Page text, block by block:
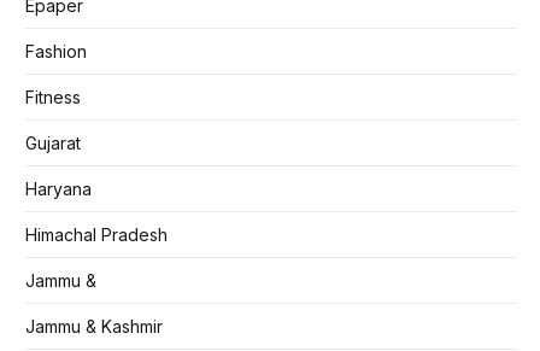
Epaper
Fashion
Fitness
Gujarat
Haryana
Himachal Pradesh
Jammu &
Jammu & Kashmir